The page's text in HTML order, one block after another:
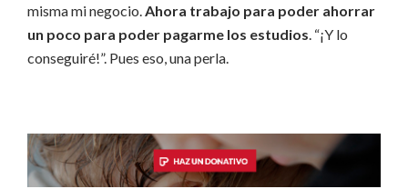
misma mi negocio.Ahora trabajo para poder ahorrar
un poco para poder pagarme los estudios. “¡Y lo
conseguiré!”. Pues eso, una perla.